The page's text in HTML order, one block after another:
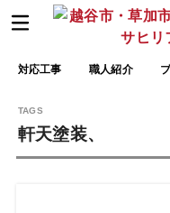
対応工事 職人紹介
軒天塗装、